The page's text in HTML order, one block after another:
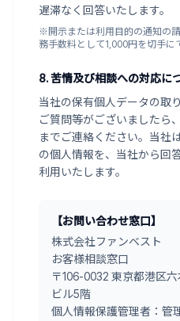
遅滞なく回答いたします。
※開示または利用目的の通知の
務手数料として1,000円を切手に
8. 苦情及び相談への対応に
当社の保有個人データの取
ご質問等がございましたら
までご連絡ください。当社
の個人情報を、当社から回
利用いたします。
【お問い合わせ窓口】
株式会社ファンベスト
お客様相談窓口
〒106-0032 東京都港区
ビル5階
個人情報保護管理者：管